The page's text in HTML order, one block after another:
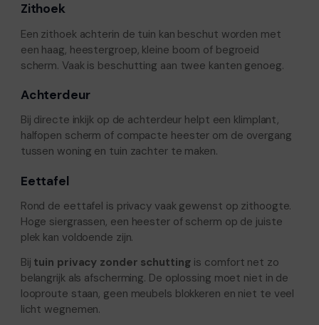
Zithoek
Een zithoek achterin de tuin kan beschut worden met
een haag, heestergroep, kleine boom of begroeid
scherm. Vaak is beschutting aan twee kanten genoeg.
Achterdeur
Bij directe inkijk op de achterdeur helpt een klimplant,
halfopen scherm of compacte heester om de overgang
tussen woning en tuin zachter te maken.
Eettafel
Rond de eettafel is privacy vaak gewenst op zithoogte.
Hoge siergrassen, een heester of scherm op de juiste
plek kan voldoende zijn.
Bij tuin privacy zonder schutting is comfort net zo
belangrijk als afscherming. De oplossing moet niet in de
looproute staan, geen meubels blokkeren en niet te veel
licht wegnemen.